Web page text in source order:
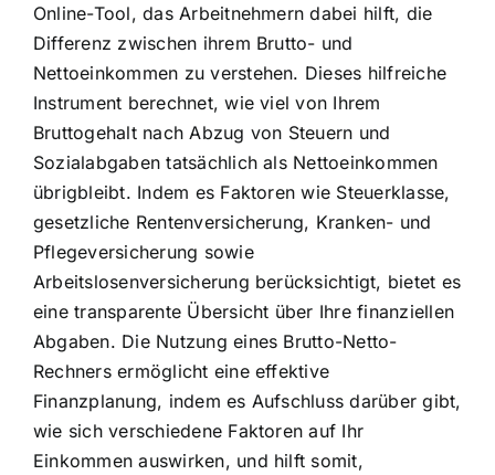
Online-Tool, das Arbeitnehmern dabei hilft, die
Differenz zwischen ihrem Brutto- und
Nettoeinkommen zu verstehen. Dieses hilfreiche
Instrument berechnet, wie viel von Ihrem
Bruttogehalt nach Abzug von Steuern und
Sozialabgaben tatsächlich als Nettoeinkommen
übrigbleibt. Indem es Faktoren wie Steuerklasse,
gesetzliche Rentenversicherung, Kranken- und
Pflegeversicherung sowie
Arbeitslosenversicherung berücksichtigt, bietet es
eine transparente Übersicht über Ihre finanziellen
Abgaben. Die Nutzung eines Brutto-Netto-
Rechners ermöglicht eine effektive
Finanzplanung, indem es Aufschluss darüber gibt,
wie sich verschiedene Faktoren auf Ihr
Einkommen auswirken, und hilft somit,